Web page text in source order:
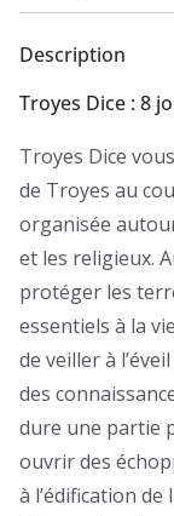
Description
Troyes Dice : 8
Troyes Dice
de Troyes au
organisée
et les religieux.
protéger les
essentiels à la
de veiller à
des
dure une partie
ouvrir des
à l’édification